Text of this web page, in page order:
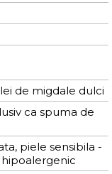
de migdale dulci
ca spuma de
piele sensibila -